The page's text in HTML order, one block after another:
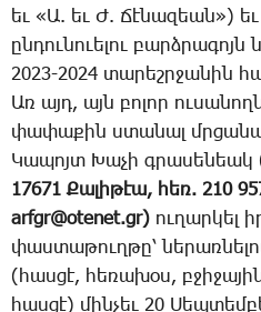
եւ «Ա. եւ Ժ. ­­Ճէ­նա­զեան»)
ըն­դու­նուե­լու
2023-2024 տա­րեշր­ջա­նին
Առ այդ, այն բո­լոր
փա­փա­քին ստա­նալ
­­Կա­պոյտ ­­Խա­չի գրա­սե­նեակ
17671 ­­Քա­լի­թէա, հեռ. 210
arfgr@otenet.gr) ու­ղար­կել
փաս­տա­թուղ­թը՝
(հաս­ցէ, հե­ռա­խօս,
հաս­ցէ) մին­չեւ 20